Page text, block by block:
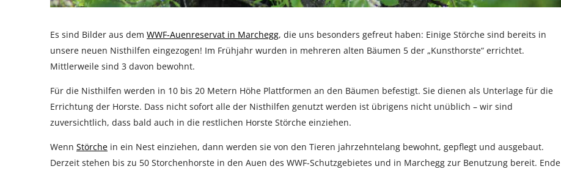
Es sind Bilder aus dem WWF-Auenreservat in Marchegg, die uns besonders gefreut haben: Einige Störche sind bereits in
unsere neuen Nisthilfen eingezogen! Im Frühjahr wurden in mehreren alten Bäumen 5 der „Kunsthorste“ errichtet.
Mittlerweile sind 3 davon bewohnt.
Für die Nisthilfen werden in 10 bis 20 Metern Höhe Plattformen an den Bäumen befestigt. Sie dienen als Unterlage für die
Errichtung der Horste. Dass nicht sofort alle der Nisthilfen genutzt werden ist übrigens nicht unüblich – wir sind
zuversichtlich, dass bald auch in die restlichen Horste Störche einziehen.
Wenn Störche in ein Nest einziehen, dann werden sie von den Tieren jahrzehntelang bewohnt, gepflegt und ausgebaut.
Derzeit stehen bis zu 50 Storchenhorste in den Auen des WWF-Schutzgebietes und in Marchegg zur Benutzung bereit. Ende